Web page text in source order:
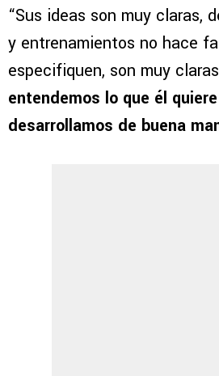
“Sus ideas son muy claras,
y entrenamientos no hace
especifiquen, son muy
entendemos lo que él
desarrollamos de buena